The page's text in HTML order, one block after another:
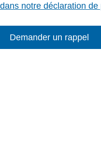
dans notre déclaration
Demander un rappel